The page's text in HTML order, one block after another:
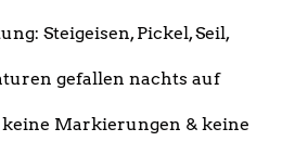
Steigeisen, Pickel, Seil,
gefallen nachts auf
keine Markierungen & keine